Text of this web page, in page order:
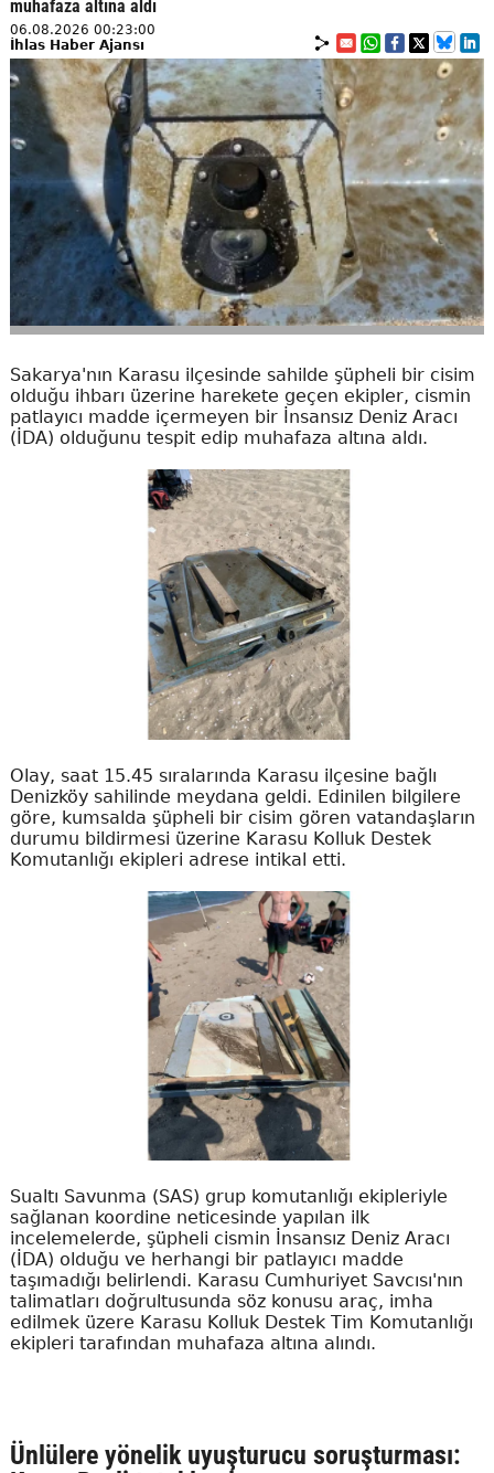
muhafaza altına aldı
06.08.2026 00:23:00
İhlas Haber Ajansı
Sakarya'nın Karasu ilçesinde sahilde şüpheli bir cisim
olduğu ihbarı üzerine harekete geçen ekipler, cismin
patlayıcı madde içermeyen bir İnsansız Deniz Aracı
(İDA) olduğunu tespit edip muhafaza altına aldı.
Olay, saat 15.45 sıralarında Karasu ilçesine bağlı
Denizköy sahilinde meydana geldi. Edinilen bilgilere
göre, kumsalda şüpheli bir cisim gören vatandaşların
durumu bildirmesi üzerine Karasu Kolluk Destek
Komutanlığı ekipleri adrese intikal etti.
Sualtı Savunma (SAS) grup komutanlığı ekipleriyle
sağlanan koordine neticesinde yapılan ilk
incelemelerde, şüpheli cismin İnsansız Deniz Aracı
(İDA) olduğu ve herhangi bir patlayıcı madde
taşımadığı belirlendi. Karasu Cumhuriyet Savcısı'nın
talimatları doğrultusunda söz konusu araç, imha
edilmek üzere Karasu Kolluk Destek Tim Komutanlığı
ekipleri tarafından muhafaza altına alındı.
Ünlülere yönelik uyuşturucu soruşturması: